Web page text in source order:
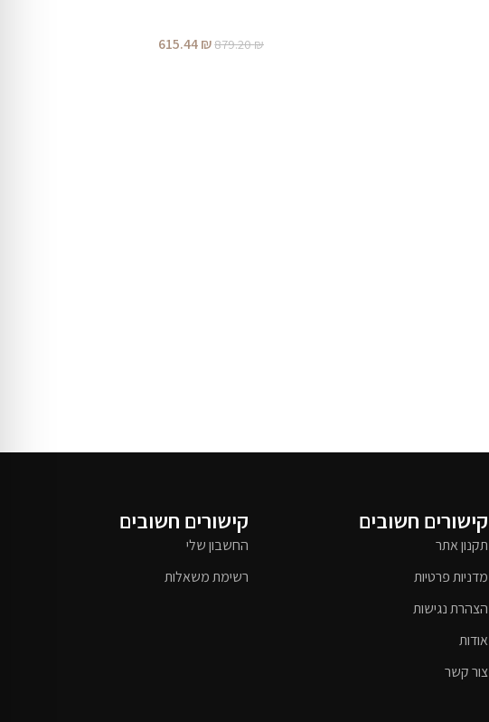
879.20₪
615.44₪
קישורים חשובים
תקנון אתר
מדניות פרטיות
הצהרת נגישות
אודות
צור קשר
קישורים חשובים
החשבון שלי
רשימת משאלות